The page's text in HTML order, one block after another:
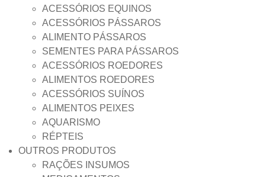
ACESSÓRIOS EQUINOS
ACESSÓRIOS PÁSSAROS
ALIMENTO PÁSSAROS
SEMENTES PARA PÁSSAROS
ACESSÓRIOS ROEDORES
ALIMENTOS ROEDORES
ACESSÓRIOS SUÍNOS
ALIMENTOS PEIXES
AQUARISMO
RÉPTEIS
OUTROS PRODUTOS
RAÇÕES INSUMOS